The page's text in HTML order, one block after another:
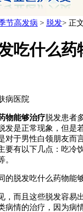
节高发病 > 脱发> 正
吃什么药
病医院
物能够治疗脱发患者
发是正常现象，但是
对于男性白领朋友而
要有以下几点：吃冷
。
，而且这些脱发容易
病情的治疗，因为病